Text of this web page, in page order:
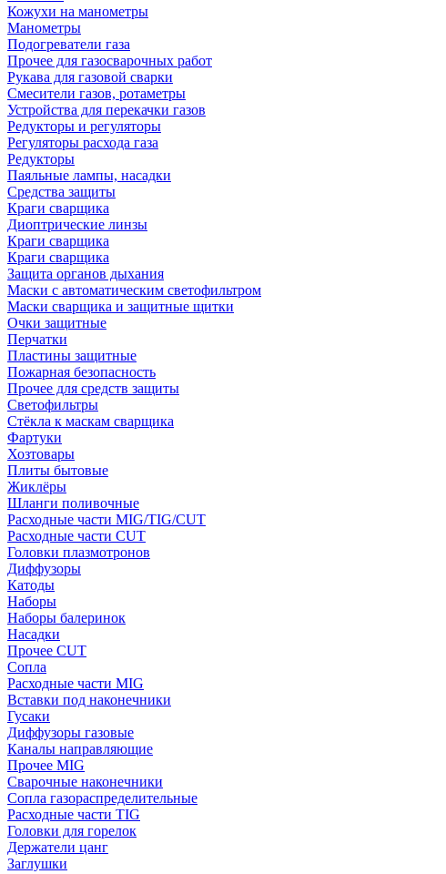
Кожухи на манометры
Манометры
Подогреватели газа
Прочее для газосварочных работ
Рукава для газовой сварки
Смесители газов, ротаметры
Устройства для перекачки газов
Редукторы и регуляторы
Регуляторы расхода газа
Редукторы
Паяльные лампы, насадки
Средства защиты
Краги сварщика
Диоптрические линзы
Краги сварщика
Краги сварщика
Защита органов дыхания
Маски с автоматическим светофильтром
Маски сварщика и защитные щитки
Очки защитные
Перчатки
Пластины защитные
Пожарная безопасность
Прочее для средств защиты
Светофильтры
Стёкла к маскам сварщика
Фартуки
Хозтовары
Плиты бытовые
Жиклёры
Шланги поливочные
Расходные части MIG/TIG/CUT
Расходные части CUT
Головки плазмотронов
Диффузоры
Катоды
Наборы
Наборы балеринок
Насадки
Прочее CUT
Сопла
Расходные части MIG
Вставки под наконечники
Гусаки
Диффузоры газовые
Каналы направляющие
Прочее MIG
Сварочные наконечники
Сопла газораспределительные
Расходные части TIG
Головки для горелок
Держатели цанг
Заглушки